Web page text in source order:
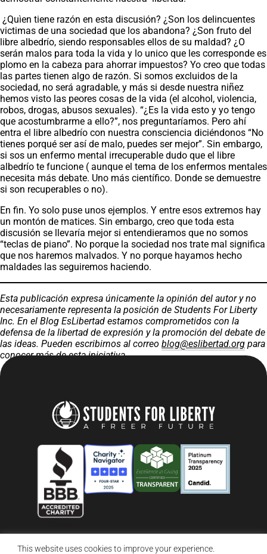
This website uses cookies to improve your experience.
¿Quìen tiene razón en esta discusión? ¿Son los delincuentes
victimas de una sociedad que los abandona? ¿Son fruto del
libre albedrío, siendo responsables ellos de su maldad? ¿O
serán malos para toda la vida y lo unico que les corresponde es
plomo en la cabeza para ahorrar impuestos? Yo creo que todas
las partes tienen algo de razón. Si somos excluidos de la
sociedad, no será agradable, y más si desde nuestra niñez
hemos visto las peores cosas de la vida (el alcohol, violencia,
robos, drogas, abusos sexuales). “¿Es la vida esto y yo tengo
que acostumbrarme a ello?”, nos preguntaríamos. Pero ahí
entra el libre albedrío con nuestra consciencia diciéndonos “No
tienes porqué ser así de malo, puedes ser mejor”. Sin embargo,
si sos un enfermo mental irrecuperable dudo que el libre
albedrío te funcione ( aunque el tema de los enfermos mentales
necesita más debate. Uno más científico. Donde se demuestre
si son recuperables o no).
En fin. Yo solo puse unos ejemplos. Y entre esos extremos hay
un montón de matices. Sin embargo, creo que toda esta
discusión se llevaría mejor si entendieramos que no somos
“teclas de piano”. No porque la sociedad nos trate mal significa
que nos haremos malvados. Y no porque hayamos hecho
maldades las seguiremos haciendo.
Esta publicación expresa únicamente la opinión del autor y no
necesariamente representa la posición de Students For Liberty
Inc. En el Blog EsLibertad estamos comprometidos con la
defensa de la libertad de expresión y la promoción del debate de
las ideas. Pueden escribirnos al correo blog@eslibertad.org para
conocer más de esta iniciativa.
© 2026 Students For Liberty, All Rights Reserved